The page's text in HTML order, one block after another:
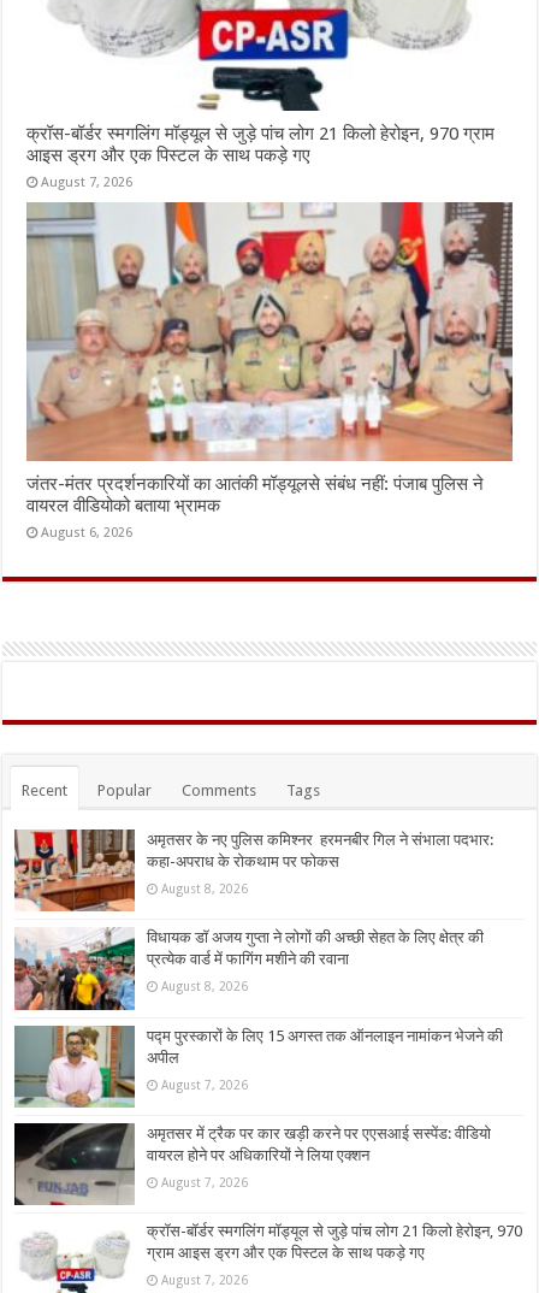
क्रॉस-बॉर्डर स्मगलिंग मॉड्यूल से जुड़े पांच लोग 21 किलो हेरोइन, 970 ग्राम
आइस ड्रग और एक पिस्टल के साथ पकड़े गए
August 7, 2026
जंतर-मंतर प्रदर्शनकारियों का आतंकी मॉड्यूलसे संबंध नहीं: पंजाब पुलिस ने
वायरल वीडियोको बताया भ्रामक
August 6, 2026
Recent Popular Comments Tags
अमृतसर के नए पुलिस कमिश्नर हरमनबीर गिल ने संभाला पदभार:
कहा-अपराध के रोकथाम पर फोकस
August 8, 2026
विधायक डॉ अजय गुप्ता ने लोगों की अच्छी सेहत के लिए क्षेत्र की
प्रत्येक वार्ड में फागिंग मशीने की रवाना
August 8, 2026
पद्म पुरस्कारों के लिए 15 अगस्त तक ऑनलाइन नामांकन भेजने की
अपील
August 7, 2026
अमृतसर में ट्रैक पर कार खड़ी करने पर एएसआई सस्पेंड: वीडियो
वायरल होने पर अधिकारियों ने लिया एक्शन
August 7, 2026
क्रॉस-बॉर्डर स्मगलिंग मॉड्यूल से जुड़े पांच लोग 21 किलो हेरोइन, 970
ग्राम आइस ड्रग और एक पिस्टल के साथ पकड़े गए
August 7, 2026